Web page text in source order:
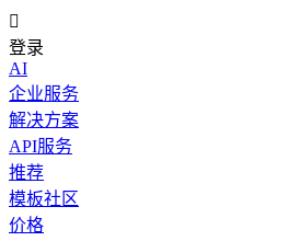

登录
AI
企业服务
解决方案
API服务
推荐
模板社区
价格